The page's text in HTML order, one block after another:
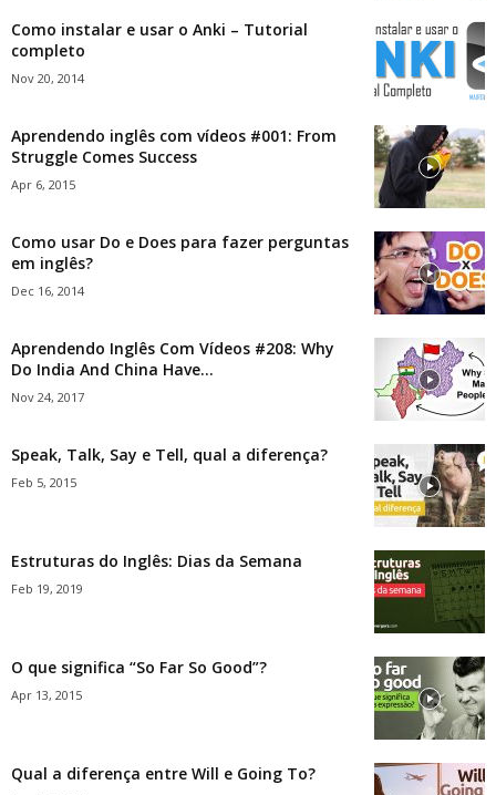
Como instalar e usar o Anki – Tutorial
completo
Nov 20, 2014
Aprendendo inglês com vídeos #001: From
Struggle Comes Success
Apr 6, 2015
Como usar Do e Does para fazer perguntas
em inglês?
Dec 16, 2014
Aprendendo Inglês Com Vídeos #208: Why
Do India And China Have...
Nov 24, 2017
Speak, Talk, Say e Tell, qual a diferença?
Feb 5, 2015
Estruturas do Inglês: Dias da Semana
Feb 19, 2019
O que significa “So Far So Good”?
Apr 13, 2015
Qual a diferença entre Will e Going To?